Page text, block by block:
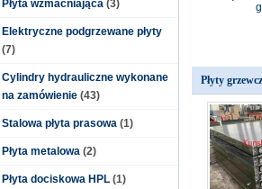
Płyta wzmacniająca (3)
Elektryczne podgrzewane płyty
(7)
Cylindry hydrauliczne wykonane
na zamówienie (43)
Stalowa płyta prasowa (1)
Płyta metalowa (2)
Płyta dociskowa HPL (1)
Płyty